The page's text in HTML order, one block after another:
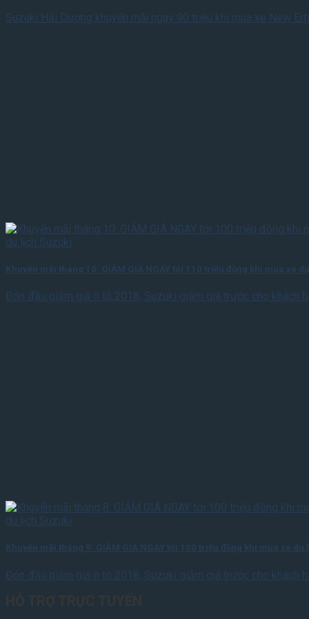
Suzuki Hải Dương khuyến mãi ngay 90 triệu khi mua xe New
Khuyến mãi tháng 10: GIẢM GIÁ NGAY tới 110 triệu đồng khi mua xe
Đón đầu giảm giá ô tô 2018, Suzuki giảm giá trước cho khách
Khuyến mãi tháng 9: GIẢM GIÁ NGAY tới 100 triệu đồng khi mua xe
Đón đầu giảm giá ô tô 2018, Suzuki giảm giá trước cho khách